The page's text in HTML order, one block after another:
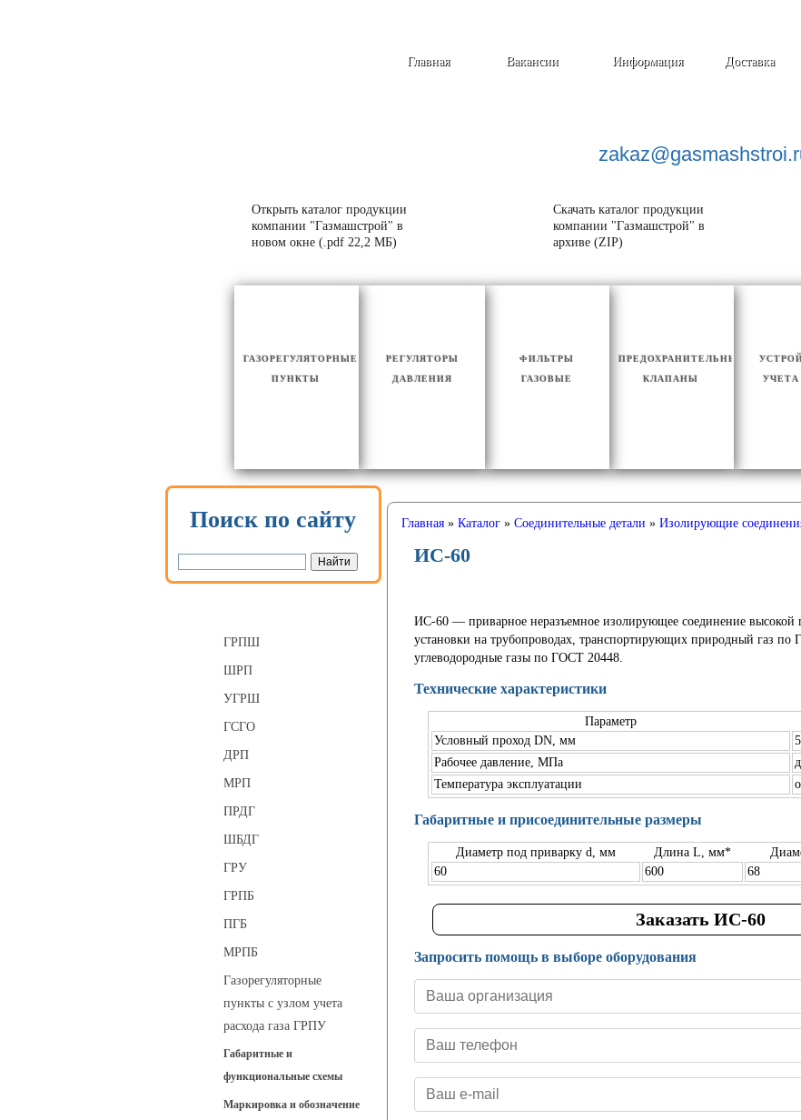
Доставка
Информация
Вакансии
Главная
zakaz@
Открыть каталог продукции
компании "Газмашстрой" в
новом окне (.pdf 22,2 МБ)
Скачать каталог продукции
компании "Газмашстрой" в
архиве (ZIP)
УЧЕТА
ПРЕДОХРАНИТЕЛЬНЫЕ
КЛАПАНЫ
ФИЛЬТРЫ
ГАЗОВЫЕ
РЕГУЛЯТОРЫ
ДАВЛЕНИЯ
ГАЗОРЕГУЛЯТОРНЫЕ
ПУНКТЫ
Поиск по сайту
ГРПШ
ШРП
УГРШ
ГСГО
ДРП
МРП
ПРДГ
ШБДГ
ГРУ
ГРПБ
ПГБ
МРПБ
Газорегуляторные
пункты с узлом учета
расхода газа ГРПУ
Габаритные и
функциональные схемы
Маркировка и обозначение
Главная» Каталог» Соединительные детали » Изолирующие
ИС-60
ИС-60— приварное неразъемное изолирующее соединение высокой
установки на трубопроводах, транспортирующих природный газ
углеводородные газы по ГОСТ 20448.
Технические характеристики
Параметр
Условный проход DN, мм
Рабочее давление, МПа
Температура эксплуатации
Габаритные и присоединительные размеры
Диаметр под приварку d, мм Длина L, мм*
60
600 68
Заказать ИС-60
Запросить помощь в выборе оборудования